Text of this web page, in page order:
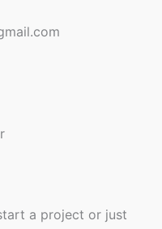
a project or just